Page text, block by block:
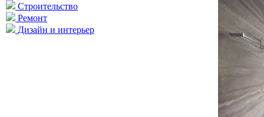
Строительство
Ремонт
Дизайн и интерьер